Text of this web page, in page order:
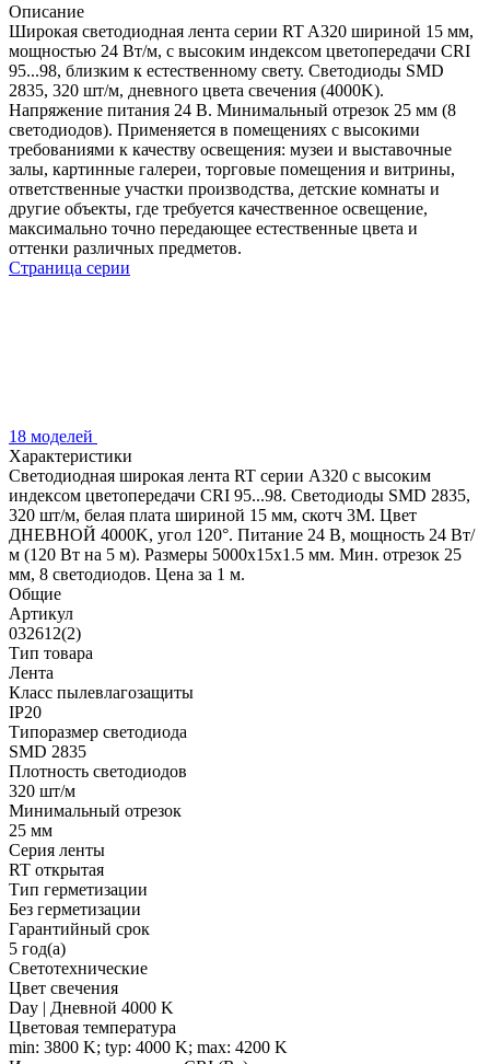
Описание
Широкая светодиодная лента серии RT A320 шириной 15 мм,
мощностью 24 Вт/м, с высоким индексом цветопередачи CRI
95...98, близким к естественному свету. Светодиоды SMD
2835, 320 шт/м, дневного цвета свечения (4000K).
Напряжение питания 24 В. Минимальный отрезок 25 мм (8
светодиодов). Применяется в помещениях с высокими
требованиями к качеству освещения: музеи и выставочные
залы, картинные галереи, торговые помещения и витрины,
ответственные участки производства, детские комнаты и
другие объекты, где требуется качественное освещение,
максимально точно передающее естественные цвета и
оттенки различных предметов.
Страница серии
18 моделей
Характеристики
Светодиодная широкая лента RT серии A320 с высоким
индексом цветопередачи CRI 95...98. Светодиоды SMD 2835,
320 шт/м, белая плата шириной 15 мм, скотч 3М. Цвет
ДНЕВНОЙ 4000K, угол 120°. Питание 24 В, мощность 24 Вт/
м (120 Вт на 5 м). Размеры 5000х15х1.5 мм. Мин. отрезок 25
мм, 8 светодиодов. Цена за 1 м.
Общие
Артикул
032612(2)
Тип товара
Лента
Класс пылевлагозащиты
IP20
Типоразмер светодиода
SMD 2835
Плотность светодиодов
320 шт/м
Минимальный отрезок
25 мм
Серия ленты
RT открытая
Тип герметизации
Без герметизации
Гарантийный срок
5 год(а)
Светотехнические
Цвет свечения
Day | Дневной 4000 K
Цветовая температура
min: 3800 K; typ: 4000 K; max: 4200 K